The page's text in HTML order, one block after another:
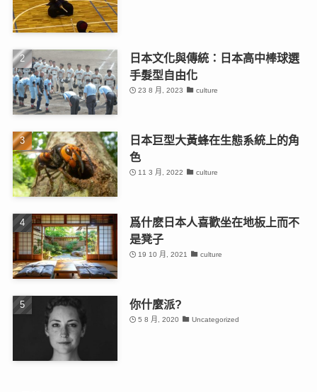
日本文化與傳統：日本高中棒球選
手髮型自由化
23 8 月, 2023 culture
日本巨型大黃蜂在生態系統上的角
色
11 3 月, 2022 culture
爲什麽日本人喜歡坐在地板上而不
是凳子
19 10 月, 2021 culture
你什麼派?
5 8 月, 2020 Uncategorized